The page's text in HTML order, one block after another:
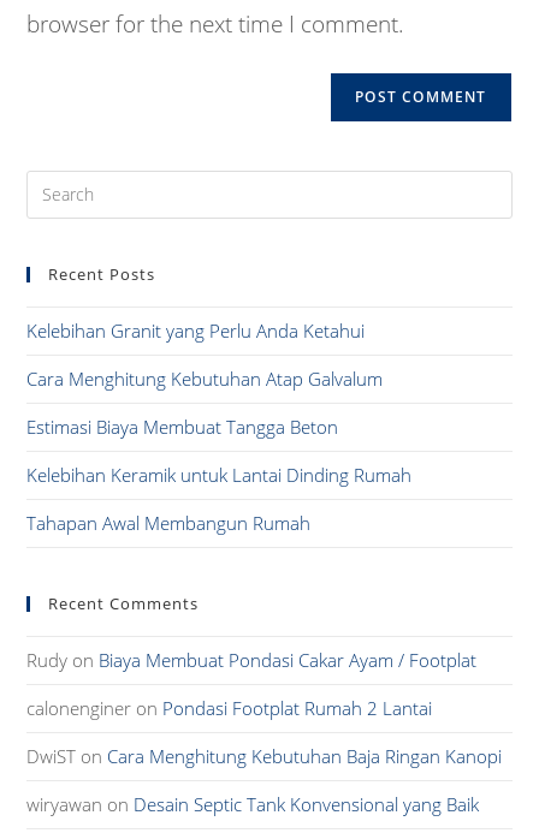
browser for the next time I comment.
Recent Posts
Kelebihan Granit yang Perlu Anda Ketahui
Cara Menghitung Kebutuhan Atap Galvalum
Estimasi Biaya Membuat Tangga Beton
Kelebihan Keramik untuk Lantai Dinding Rumah
Tahapan Awal Membangun Rumah
Recent Comments
Rudy on Biaya Membuat Pondasi Cakar Ayam / Footplat
calonenginer on Pondasi Footplat Rumah 2 Lantai
DwiST on Cara Menghitung Kebutuhan Baja Ringan Kanopi
wiryawan on Desain Septic Tank Konvensional yang Baik